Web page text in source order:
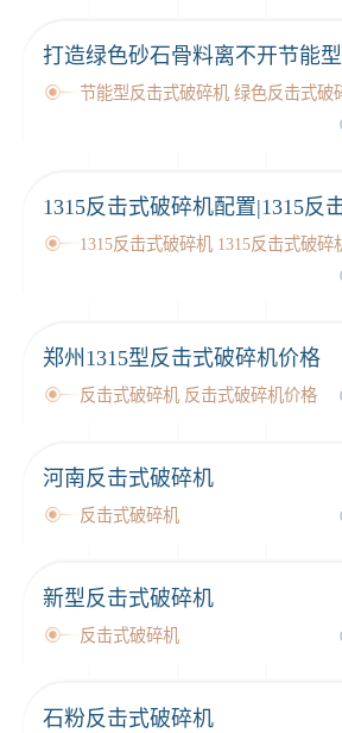
打造绿色砂石骨料离不开节能
节能型反击式破碎机 绿色反击式破
1315反击式破碎机配置|1315反
1315反击式破碎机 1315反击式破碎
郑州1315型反击式破碎机价格
反击式破碎机 反击式破碎机价格
河南反击式破碎机
反击式破碎机
新型反击式破碎机
反击式破碎机
石粉反击式破碎机